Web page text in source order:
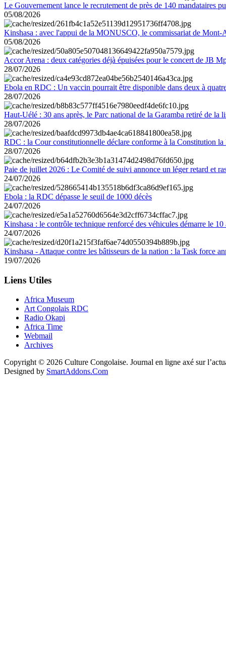
Le Gouvernement lance le recrutement de près de 140 mandataires
05/08/2026
Kinshasa : avec l'appui de la MONUSCO, le commissariat de Mont-
05/08/2026
Accor Arena : deux catégories déjà épuisées pour le concert de JB
28/07/2026
Ebola en RDC : Un vaccin pourrait être disponible dans deux à
28/07/2026
Haut-Uélé : 30 ans après, le Parc national de la Garamba retiré de la
28/07/2026
RDC : la Cour constitutionnelle déclare conforme à la Constitution la
28/07/2026
Paie de juillet 2026 : Le Comité de suivi annonce un léger retard et
24/07/2026
Ebola : la RDC dépasse le seuil de 1000 décès
24/07/2026
Kinshasa : le contrôle technique renforcé des véhicules démarre le 10
24/07/2026
Kinshasa - Attaque contre les bâtisseurs de la nation : la Task force
19/07/2026
Liens Utiles
Africa Museum
Art Congolais RDC
Radio Okapi
Africa Time
Webmail
Archives
Copyright © 2026 Culture Congolaise. Journal en ligne axé sur
Designed by SmartAddons.Com